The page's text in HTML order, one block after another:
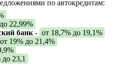
по автокредитам:
22,99%
банк - от 18,7% до 19,1%
от 19% до 21,4%
до 23,1